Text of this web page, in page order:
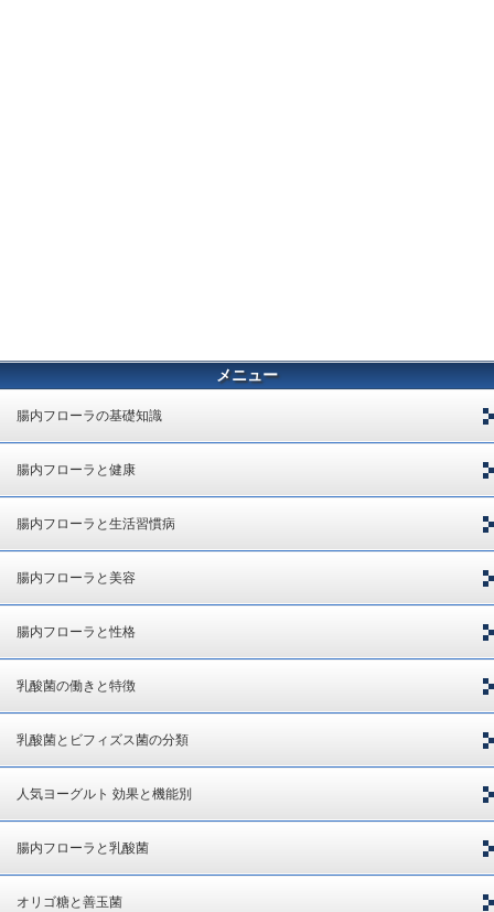
メニュー
腸内フローラの基礎知識
腸内フローラと健康
腸内フローラと生活習慣病
腸内フローラと美容
腸内フローラと性格
乳酸菌の働きと特徴
乳酸菌とビフィズス菌の分類
人気ヨーグルト 効果と機能別
腸内フローラと乳酸菌
オリゴ糖と善玉菌